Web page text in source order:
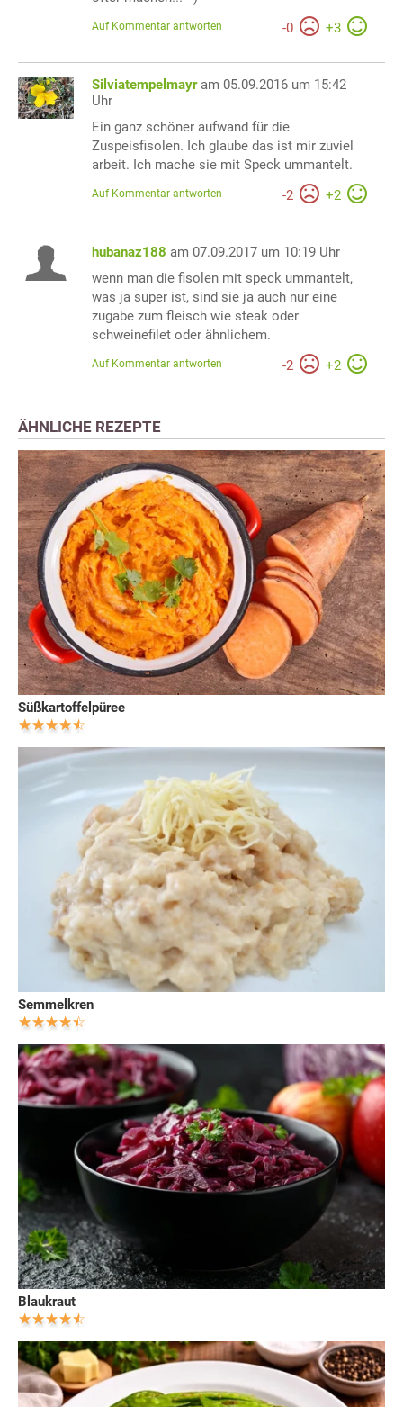
-0 +3
Auf Kommentar antworten
Silviatempelmayr am 05.09.2016 um 15:42
Uhr
Ein ganz schöner aufwand für die
Zuspeisfisolen. Ich glaube das ist mir zuviel
arbeit. Ich mache sie mit Speck ummantelt.
-2 +2
Auf Kommentar antworten
hubanaz188 am 07.09.2017 um 10:19 Uhr
wenn man die fisolen mit speck ummantelt,
was ja super ist, sind sie ja auch nur eine
zugabe zum fleisch wie steak oder
schweinefilet oder ähnlichem.
-2 +2
Auf Kommentar antworten
ÄHNLICHE REZEPTE
Süßkartoffelpüree
Semmelkren
Blaukraut